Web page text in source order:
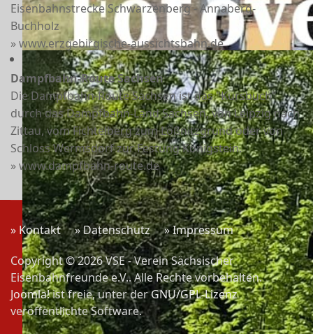
Eisenbahnstrecke Schwarzenberg - Annaberg-
Buchholz
» www.erzgebirgische-aussichtsbahn.de
Dampfbahn-Route Sachsen
Die Dampfbahn-Route Sachsen ist das "Kursbuch"
durch das Dampfbahn-Land Sachsen, von Leipzig nach
Zittau, vom Fichtelberg zum Lößnitzgrund oder von
Schloss Wermsdorf zur Festung Königstein.
» www.dampfbahn-route.de
» Kontakt » Datenschutz
» Impressum
Copyright © 2026 VSE - Verein Sächsischer
Eisenbahnfreunde e.V.. Alle Rechte vorbehalten.
Joomla!ist freie, unter derGNU/GPL-Lizenz
veröffentlichte Software.